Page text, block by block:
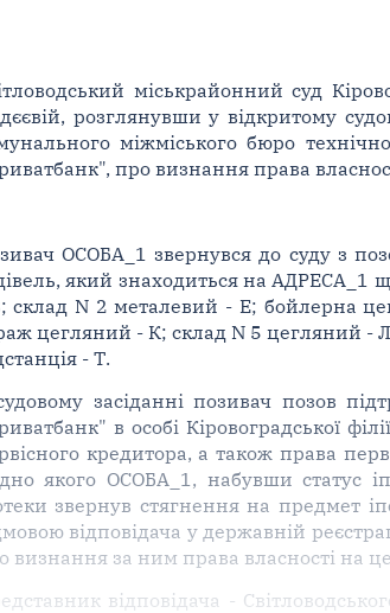
міськрайонний суд
розглянувши у відкритому
міжміського бюро
про визнання права
ОСОБА_1 звернувся до суду з
який знаходиться на АДРЕСА_1
склад N 2 металевий - Е; бойлерна
цегляний - К; склад N 5 цегляний -
- Т.
засіданні позивач позов
в особі Кіровоградської
кредитора, а також права
якого ОСОБА_1, набувши статус
звернув стягнення на предмет
відповідача у державній
визнання за ним права власності на
відповідача -